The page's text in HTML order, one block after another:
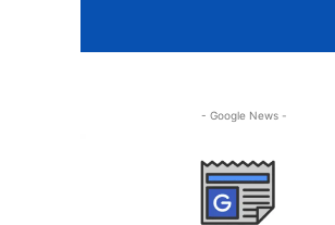
- Google News -